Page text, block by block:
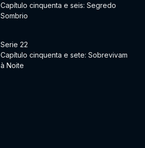
Capítulo cinquenta e seis: Segredo
Sombrio
Serie 22
Capítulo cinquenta e sete: Sobrevivam
à Noite